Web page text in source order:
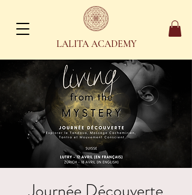
LALITA ACADEMY